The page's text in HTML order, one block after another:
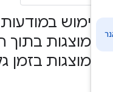
במודעות
בתוך
בזמן